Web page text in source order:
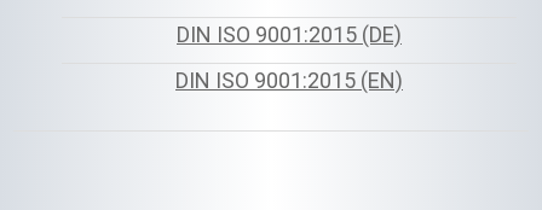
DIN ISO 9001:2015 (DE)
DIN ISO 9001:2015 (EN)